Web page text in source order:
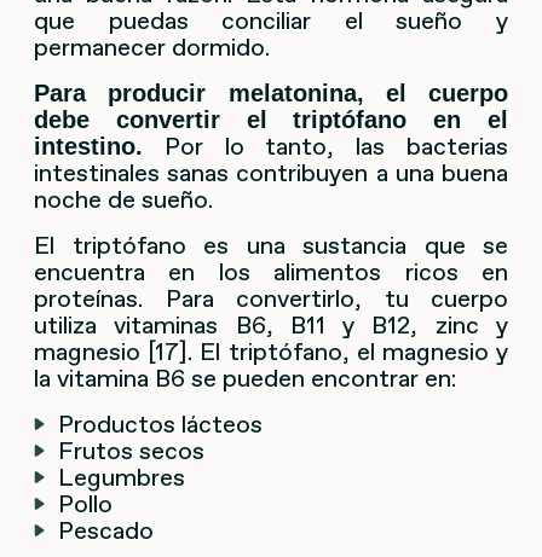
que puedas conciliar el sueño y
permanecer dormido.
Para producir melatonina, el cuerpo
debe convertir el triptófano en el
intestino.
Por lo tanto, las bacterias
intestinales sanas contribuyen a una buena
noche de sueño.
El triptófano es una sustancia que se
encuentra en los alimentos ricos en
proteínas. Para convertirlo, tu cuerpo
utiliza vitaminas B6, B11 y B12, zinc y
magnesio [17]. El triptófano, el magnesio y
la vitamina B6 se pueden encontrar en:
Productos lácteos
Frutos secos
Legumbres
Pollo
Pescado